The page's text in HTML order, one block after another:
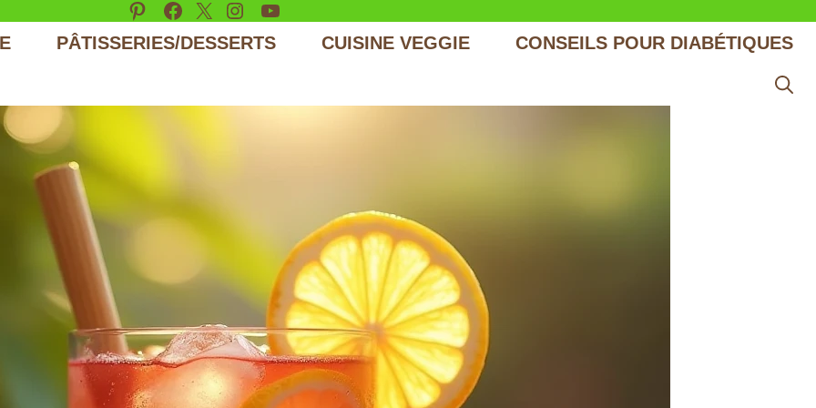
Pinterest
Facebook
X Instagram
YouTube
PÂTISSERIES/DESSERTS CUISINE VEGGIE CONSEILS POUR DIABÉTIQUES